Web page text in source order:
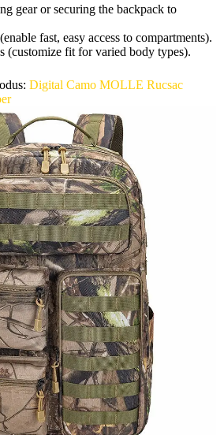
gear or securing the backpack to
fast, easy access to compartments).
(customize fit for varied body types).
Digital Camo MOLLE Rucsac